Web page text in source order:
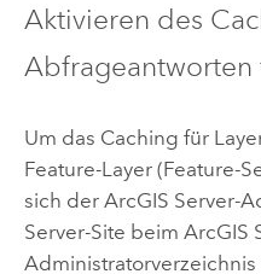
Aktivieren des
Abfrageantworten
Um das Caching für
Feature-Layer (Feature-
sich der ArcGIS Server-
Server-Site beim ArcGIS